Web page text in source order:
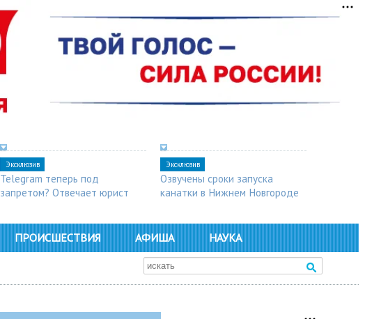
Эксклюзив
Telegram теперь под
запретом? Отвечает юрист
Эксклюзив
Озвучены сроки запуска
канатки в Нижнем Новгороде
ПРОИСШЕСТВИЯ АФИША НАУКА